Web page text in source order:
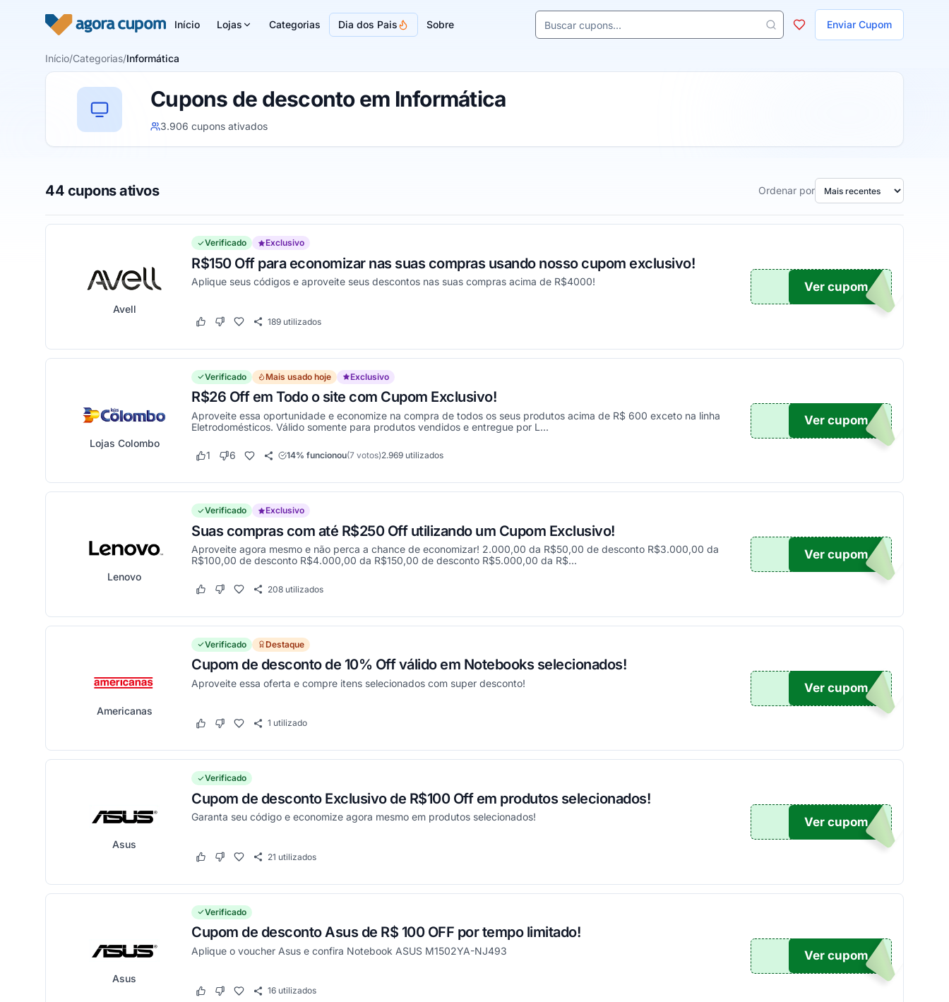
Início Lojas Categorias Dia dos Pais Sobre Enviar Cupom
Buscar cupons e lojas
Início/Categorias/Informática
Cupons de desconto em Informática
3.906 cupons ativados
44 cupons ativos Ordenar por
Avell
Verificado Exclusivo
R$150 Off para economizar nas suas compras usando nosso cupom exclusivo!
Aplique seus códigos e aproveite seus descontos nas suas compras acima de R$4000!
Este cupom funcionou
Este cupom não funcionou
189 utilizados
UPOM
Ver cupom
Lojas Colombo
Verificado Mais usado hoje Exclusivo
R$26 Off em Todo o site com Cupom Exclusivo!
Aproveite essa oportunidade e economize na compra de todos os seus produtos acima de R$ 600 exceto na linha
Eletrodomésticos. Válido somente para produtos vendidos e entregue por L...
Este cupom funcionou
1 Este cupom não funcionou
6 14% funcionou(7 votos)2.969 utilizados
UPOM
Ver cupom
Lenovo
Verificado Exclusivo
Suas compras com até R$250 Off utilizando um Cupom Exclusivo!
Aproveite agora mesmo e não perca a chance de economizar! 2.000,00 da R$50,00 de desconto R$3.000,00 da
R$100,00 de desconto R$4.000,00 da R$150,00 de desconto R$5.000,00 da R$...
Este cupom funcionou
Este cupom não funcionou
208 utilizados
OM25
Ver cupom
Americanas
Verificado Destaque
Cupom de desconto de 10% Off válido em Notebooks selecionados!
Aproveite essa oferta e compre itens selecionados com super desconto!
Este cupom funcionou
Este cupom não funcionou
1 utilizado
10
Ver cupom
Asus
Verificado
Cupom de desconto Exclusivo de R$100 Off em produtos selecionados!
Garanta seu código e economize agora mesmo em produtos selecionados!
Este cupom funcionou
Este cupom não funcionou
21 utilizados
100
Ver cupom
Asus
Verificado
Cupom de desconto Asus de R$ 100 OFF por tempo limitado!
Aplique o voucher Asus e confira Notebook ASUS M1502YA-NJ493
Este cupom funcionou
Este cupom não funcionou
16 utilizados
100
Ver cupom